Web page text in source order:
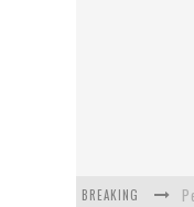
BREAKING